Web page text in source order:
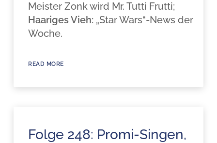
Meister Zonk wird Mr. Tutti Frutti;
Haariges Vieh: „Star Wars“-News der
Woche.
READ MORE
Folge 248: Promi-Singen,